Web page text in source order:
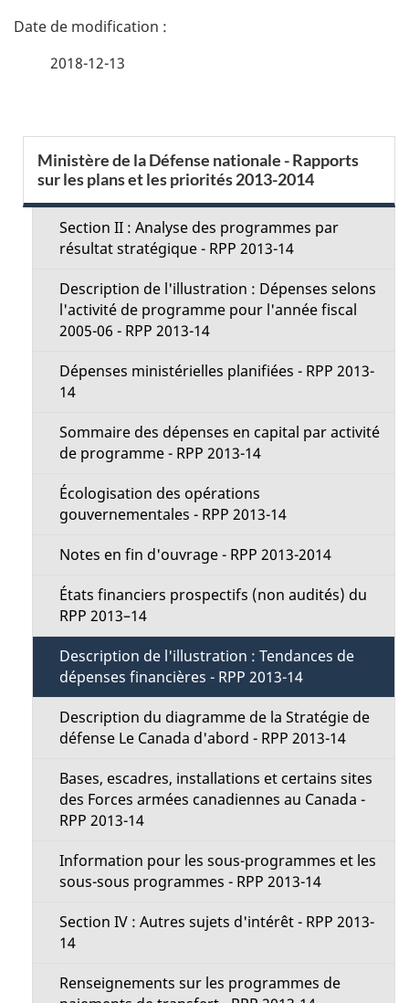
D
a
2018-12-13
e
Ministère de la Défense nationale - Rapports
sur les plans et les priorités 2013-2014
Section II : Analyse des programmes par
résultat stratégique - RPP 2013-14
Description de l'illustration : Dépenses selons
l'activité de programme pour l'année fiscal
2005-06 - RPP 2013-14
Dépenses ministérielles planifiées - RPP 2013-
14
Sommaire des dépenses en capital par activité
de programme - RPP 2013-14
Écologisation des opérations
gouvernementales - RPP 2013-14
Notes en fin d'ouvrage - RPP 2013-2014
États financiers prospectifs (non audités) du
RPP 2013–14
Description de l'illustration : Tendances de
dépenses financières - RPP 2013-14
Description du diagramme de la Stratégie de
défense Le Canada d'abord - RPP 2013-14
Bases, escadres, installations et certains sites
des Forces armées canadiennes au Canada -
RPP 2013-14
Information pour les sous-programmes et les
sous-sous programmes - RPP 2013-14
Section IV : Autres sujets d'intérêt - RPP 2013-
14
Renseignements sur les programmes de